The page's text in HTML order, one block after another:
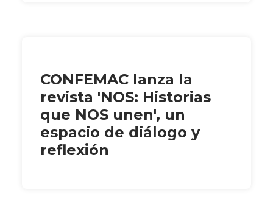
CONFEMAC lanza la
revista 'NOS: Historias
que NOS unen', un
espacio de diálogo y
reflexión